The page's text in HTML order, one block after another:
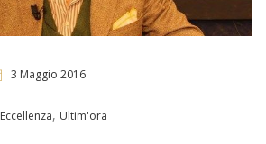
3 Maggio 2016
Eccellenza, Ultim'ora